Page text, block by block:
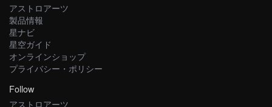
アストロアーツ
製品情報
星ナビ
星空ガイド
オンラインショップ
プライバシー・ポリシー
Follow
アストロアーツ